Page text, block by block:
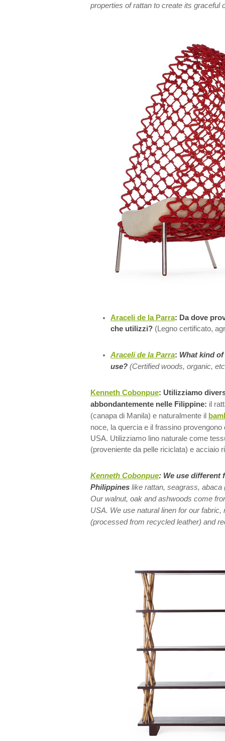
properties of rattan to create its graceful
Araceli de la Parra: Da dove
che utilizzi? (Legno certificato,
Araceli de la Parra: What kind
use? (Certified woods, organic,
Kenneth Cobonpue: Utilizziamo
abbondantemente nelle Filippine: il
(canapa di Manila) e naturalmente il
noce, la quercia e il frassino provengono
USA. Utilizziamo lino naturale come
(proveniente da pelle riciclata) e acciaio
Kenneth Cobonpue: We use different
Philippines like rattan, seagrass,
Our walnut, oak and ashwoods come
USA. We use natural linen for our fabric,
(processed from recycled leather) and